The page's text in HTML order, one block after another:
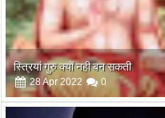
इस अमावस के दिन किया गया दान और
फलदायी
28 Apr 2022 0